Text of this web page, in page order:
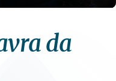
da